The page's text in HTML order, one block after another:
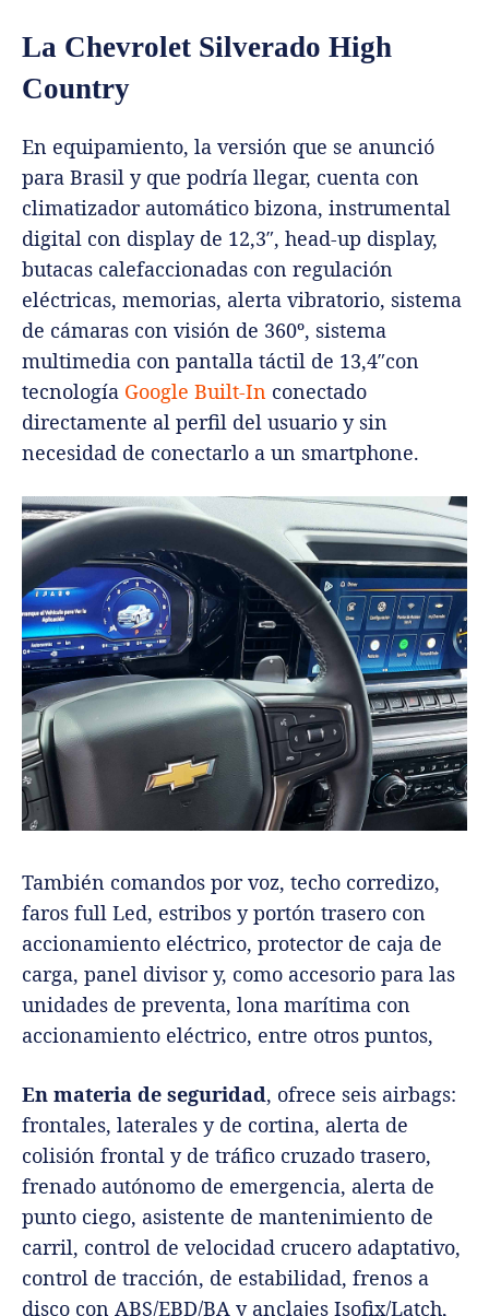
La Chevrolet Silverado High
Country
En equipamiento, la versión que se anunció
para Brasil y que podría llegar, cuenta con
climatizador automático bizona, instrumental
digital con display de 12,3″, head-up display,
butacas calefaccionadas con regulación
eléctricas, memorias, alerta vibratorio, sistema
de cámaras con visión de 360º, sistema
multimedia con pantalla táctil de 13,4″con
tecnología Google Built-In conectado
directamente al perfil del usuario y sin
necesidad de conectarlo a un smartphone.
También comandos por voz, techo corredizo,
faros full Led, estribos y portón trasero con
accionamiento eléctrico, protector de caja de
carga, panel divisor y, como accesorio para las
unidades de preventa, lona marítima con
accionamiento eléctrico, entre otros puntos,
En materia de seguridad, ofrece seis airbags:
frontales, laterales y de cortina, alerta de
colisión frontal y de tráfico cruzado trasero,
frenado autónomo de emergencia, alerta de
punto ciego, asistente de mantenimiento de
carril, control de velocidad crucero adaptativo,
control de tracción, de estabilidad, frenos a
disco con ABS/EBD/BA y anclajes Isofix/Latch,